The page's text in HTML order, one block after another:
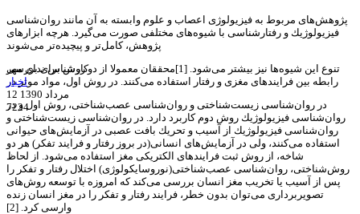
پژوهش‌های مربوط به فیزیولوژی اعصاب و علوم وابسته به آن مانند روان‌شناسی
فیزیولوژیك و رفتارشناسی با شیوه‌های مختلفی صورت می‌گیرد. هرچه ابزارهای
پژوهش، كامل‌تر و پیچیده‌تر می‌شوند
کارشناس ندای مهر
اخبار
12 مرداد 1390
7224
تنوع این شیوه‌ها نیز بیشتر می‌شود. [1]محققان معمولا از دو روش برای بررسی
رابطه بین فرایندهای مغزی و رفتار استفاده می‌كنند. در روش اول، مواد موثر در
در روان‌شناسی زیست‌شناختی و روان‌شناسی عصب‌شناختی، روش اول و در
روان‌شناسی فیزیولوژیك روش دوم كاربرد دارد. در روان‌شناسی زیست‌شناختی و
روان‌شناسی فیزیولوژیك از آسیب و تحریك بافت عصبی در آزمایش‌های حیوانی
استفاده می‌كنند، ولی در آزمایش‌های انسانی(در بروز رفتار و فرایند تفكر) هر دو
شاخه، از روش ثبت فرایندهای الكتریكی مغز استفاده می‌شود. از لحاظ
روش‌شناختی، روان‌شناسی عصب‌شناختی(نوروسایكولوژی) اختلال رفتار و تفكر را
پس از آسیب یا تخریب مغز انسان بررسی می‌كند كه امروزه با توسعه روش‌های
تصویربرداری می‌توان بدون خطر، فرایند رفتار و تفكر را در مغز انسان زنده
وارسی كرد. [2]